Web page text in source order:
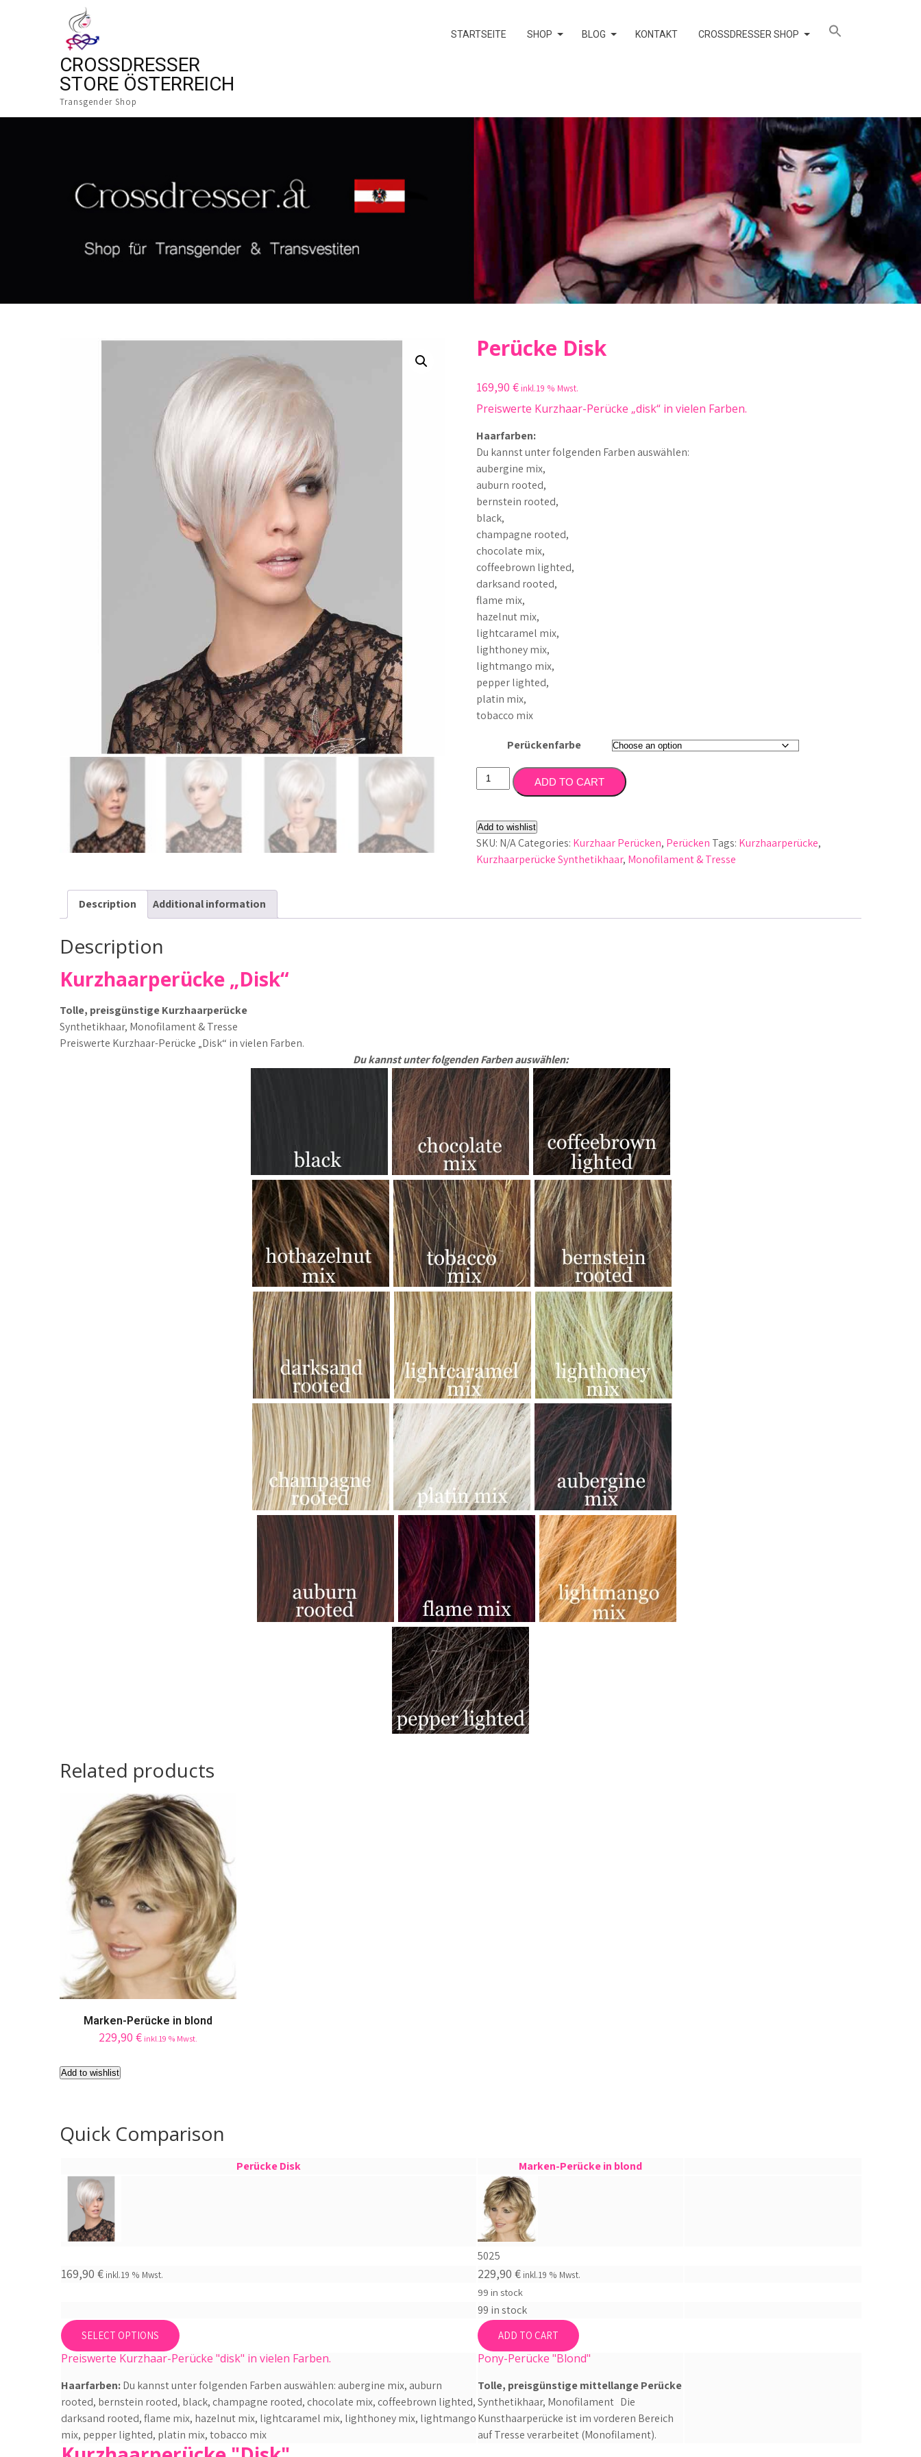
CROSSDRESSER
STORE ÖSTERREICH
Transgender Shop
STARTSEITE SHOP BLOG KONTAKT CROSSDRESSER SHOP
Perücke Disk
169,90€ inkl.19 % Mwst.
Preiswerte Kurzhaar-Perücke „disk“ in vielen Farben.
Haarfarben:
Du kannst unter folgenden Farben auswählen:
aubergine mix,
auburn rooted,
bernstein rooted,
black,
champagne rooted,
chocolate mix,
coffeebrown lighted,
darksand rooted,
flame mix,
hazelnut mix,
lightcaramel mix,
lighthoney mix,
lightmango mix,
pepper lighted,
platin mix,
tobacco mix
Perückenfarbe
Perücke
Disk
ADD TO CART
Add to wishlist
SKU: N/ACategories: Kurzhaar Perücken, Perücken Tags: Kurzhaarperücke,
Kurzhaarperücke Synthetikhaar, Monofilament & Tresse
Description Additional information
Description
Kurzhaarperücke „Disk“
Tolle, preisgünstige Kurzhaarperücke
Synthetikhaar, Monofilament & Tresse
Preiswerte Kurzhaar-Perücke „Disk“ in vielen Farben.
Du kannst unter folgenden Farben auswählen:
Related products
Marken-Perücke in blond
229,90 € inkl.19 % Mwst.
Add to wishlist
Quick Comparison
Perücke Disk Marken-Perücke in blond
5025
169,90 € inkl.19 % Mwst. 229,90 € inkl.19 % Mwst.
99 in stock
99 in stock
SELECT OPTIONS
product
has
variants.
The
options
may
ADD TO CART
Preiswerte Kurzhaar-Perücke "disk" in vielen Farben.
Haarfarben:Du kannst unter folgenden Farben auswählen: aubergine mix, auburn
rooted, bernstein rooted, black, champagne rooted, chocolate mix, coffeebrown lighted,
darksand rooted, flame mix, hazelnut mix, lightcaramel mix, lighthoney mix, lightmango
mix, pepper lighted, platin mix, tobacco mix
Pony-Perücke "Blond"
Tolle, preisgünstige mittellange Perücke
Synthetikhaar, Monofilament Die
Kunsthaarperücke ist im vorderen Bereich
auf Tresse verarbeitet (Monofilament).